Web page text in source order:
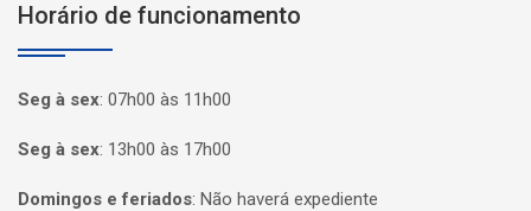
Horário de funcionamento
Seg à sex: 07h00 às 11h00
Seg à sex: 13h00 às 17h00
Domingos e feriados: Não haverá expediente